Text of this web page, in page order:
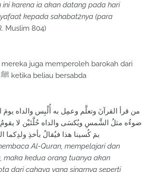
karena ia akan datang pada hari
kepada sahabat2nya (para
Muslim 804)
juga memperoleh barokah dari
Sabda Rasulullah ﷺ ketika beliau bersabda
من قرأ القرآنَ وتعلَّم وعمِل به أُلْبِس والداه يومَ
ضوءُه مثلُ الشَّمسِ ويُكسَى والداه حُلَّتَيْن لا يقومُ
بمَ كُسينا هذا فيُقالُ بأخذِ ولدِكما
Al-Quran, mempelajari dan
maka kedua orang tuanya akan
dari cahaya yang sinarnya seperti